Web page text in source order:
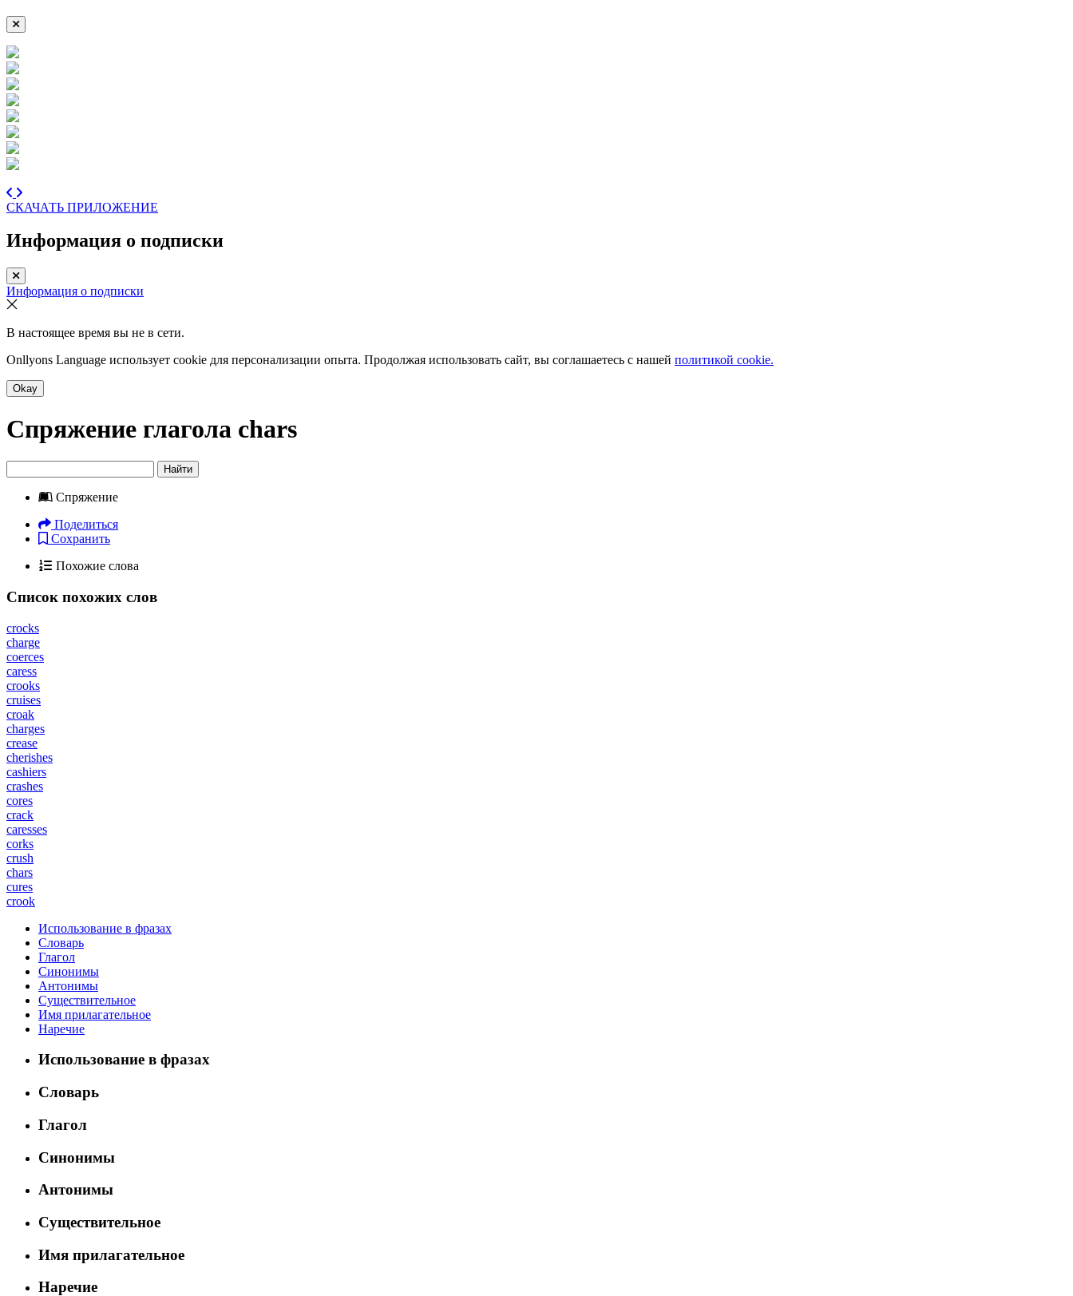
СКАЧАТЬ ПРИЛОЖЕНИЕ
Информация о подписки
Информация о подписки
В настоящее время вы не в сети.
Onllyons Language использует cookie для персонализации опыта. Продолжая использовать сайт, вы соглашаетесь с нашей политикой cookie.
Okay
Спряжение глагола chars
Найти
Спряжение
Поделиться
Сохранить
Похожие слова
Список похожих слов
crocks
charge
coerces
caress
crooks
cruises
croak
charges
crease
cherishes
cashiers
crashes
cores
crack
caresses
corks
crush
chars
cures
crook
Использование в фразах
Словарь
Глагол
Синонимы
Антонимы
Существительное
Имя прилагательное
Наречие
Использование в фразах
Словарь
Глагол
Синонимы
Антонимы
Существительное
Имя прилагательное
Наречие